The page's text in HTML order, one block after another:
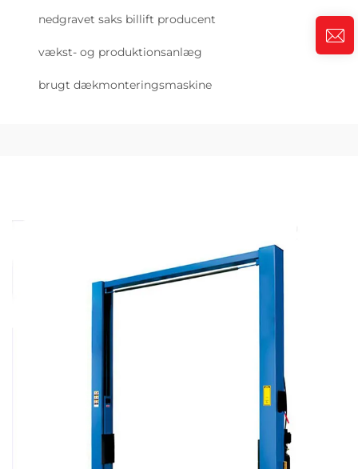
nedgravet saks billift producent
vækst- og produktionsanlæg
brugt dækmonteringsmaskine